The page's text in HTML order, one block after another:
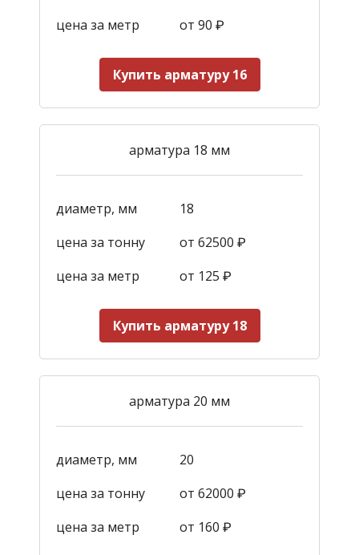
цена за метр от 90 ₽
Купить арматуру 16
арматура 18 мм
диаметр, мм
18
цена за тонну
от 62500 ₽
цена за метр
от 125 ₽
Купить арматуру 18
арматура 20 мм
диаметр, мм
20
цена за тонну
от 62000 ₽
цена за метр
от 160 ₽